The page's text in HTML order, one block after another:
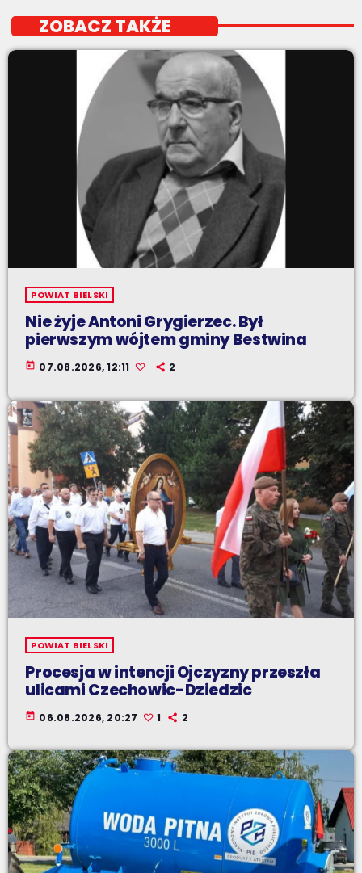
ZOBACZ TAKŻE
POWIAT BIELSKI
Nie żyje Antoni Grygierzec. Był
pierwszym wójtem gminy Bestwina
today 07.08.2026, 12:11 2
POWIAT BIELSKI
Procesja w intencji Ojczyzny przeszła
ulicami Czechowic-Dziedzic
today 06.08.2026, 20:27 1 2